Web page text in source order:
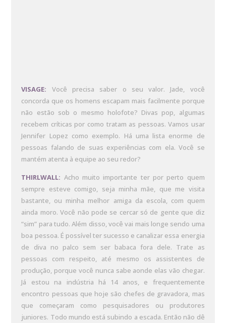
VISAGE: Você precisa saber o seu valor. Jade, você
concorda que os homens escapam mais facilmente porque
não estão sob o mesmo holofote? Divas pop, algumas
recebem críticas por como tratam as pessoas. Vamos usar
Jennifer Lopez como exemplo. Há uma lista enorme de
pessoas falando de suas experiências com ela. Você se
mantém atenta à equipe ao seu redor?
THIRLWALL: Acho muito importante ter por perto quem
sempre esteve comigo, seja minha mãe, que me visita
bastante, ou minha melhor amiga da escola, com quem
ainda moro. Você não pode se cercar só de gente que diz
“sim” para tudo. Além disso, você vai mais longe sendo uma
boa pessoa. É possível ter sucesso e canalizar essa energia
de diva no palco sem ser babaca fora dele. Trate as
pessoas com respeito, até mesmo os assistentes de
produção, porque você nunca sabe aonde elas vão chegar.
Já estou na indústria há 14 anos, e frequentemente
encontro pessoas que hoje são chefes de gravadora, mas
que começaram como pesquisadores ou produtores
juniores. Todo mundo está subindo a escada. Então não dê